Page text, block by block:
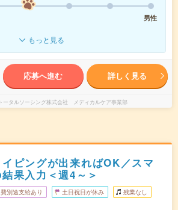
男性
もっと見る
応募へ進む 詳しく見る
ータルソーシング株式会社 メディカルケア事業部
ピングが出来ればOK／スマ
果入力＜週4～＞
別途支給あり 土日祝日が休み 残業なし